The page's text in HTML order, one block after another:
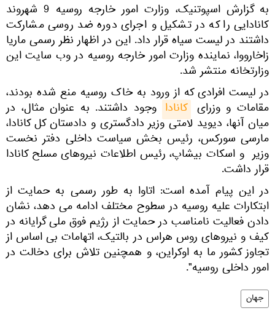
به گزارش اسپوتنیک، وزارت امور خارجه روسیه 9 شهروند
کانادایی را که در تشکیل و اجرای دوره ضد روسی مشارکت
داشتند در لیست سیاه قرار داد. این در اظهار نظر رسمی ماریا
زاخارووا، نماینده وزارت امور خارجه روسیه در وب سایت این
وزارتخانه منتشر شد.
در لیست افرادی که از ورود به خاک روسیه منع شده بودند،
مقامات و وزرای کانادا وجود داشتند. به عنوان مثال، در
میان آنها، دیوید لامتی وزیر دادگستری و دادستان کل کانادا،
مارسی سورکس، رئیس بخش سیاست داخلی دفتر نخست
وزیر و اسکات بیشاپ، رئیس اطلاعات نیروهای مسلح کانادا
قرار داشت.
در این پیام آمده است: اتاوا به طور رسمی به حمایت از
ابتکارات علیه روسیه در سطوح مختلف ادامه می دهد، نشان
دادن فعالیت نامناسب در حمایت از رژیم فوق ملی گرایانه در
کیف و نیروهای روس هراس در بالتیک، اتهامات بی اساس از
تجاوز کشور ما به اوکراین، و همچنین تلاش برای دخالت در
امور داخلی روسیه".
جهان